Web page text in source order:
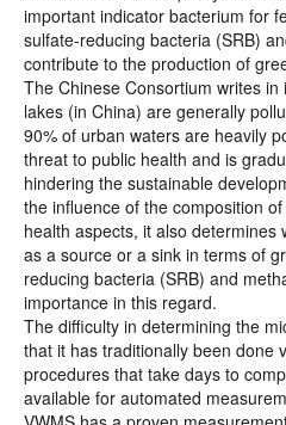
important indicator bacterium for
sulfate-reducing bacteria (SRB)
contribute to the production of
The Chinese Consortium writes
lakes (in China) are generally
90% of urban waters are heavily
threat to public health and is
hindering the sustainable
the influence of the composition
health aspects, it also
as a source or a sink in terms of
reducing bacteria (SRB) and
importance in this regard.
The difficulty in determining the
that it has traditionally been done
procedures that take days to
available for automated